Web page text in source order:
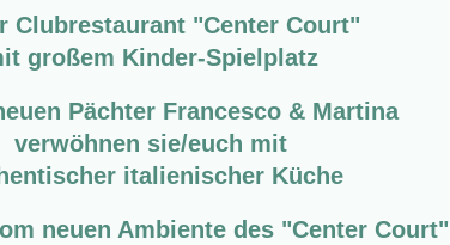
Clubrestaurant "Center Court"
großem Kinder-Spielplatz
Pächter Francesco & Martina
verwöhnen sie/euch mit
italienischer Küche
neuen Ambiente des "Center Court"